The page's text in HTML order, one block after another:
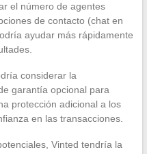
el número de agentes
de contacto (chat en
ayudar más rápidamente
considerar la
garantía opcional para
protección adicional a los
en las transacciones.
Vinted tendría la